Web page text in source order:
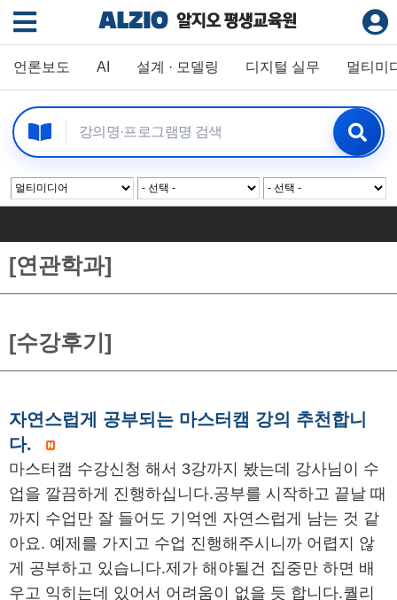
언론보도 AI 설계 · 모델링 디지털 실무 멀티미
[연관학과]
[수강후기]